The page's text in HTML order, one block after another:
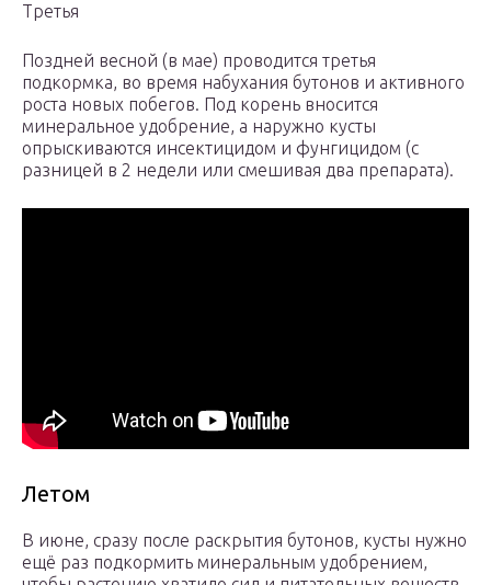
Третья
Поздней весной (в мае) проводится третья
подкормка, во время набухания бутонов и активного
роста новых побегов. Под корень вносится
минеральное удобрение, а наружно кусты
опрыскиваются инсектицидом и фунгицидом (с
разницей в 2 недели или смешивая два препарата).
Летом
В июне, сразу после раскрытия бутонов, кусты нужно
ещё раз подкормить минеральным удобрением,